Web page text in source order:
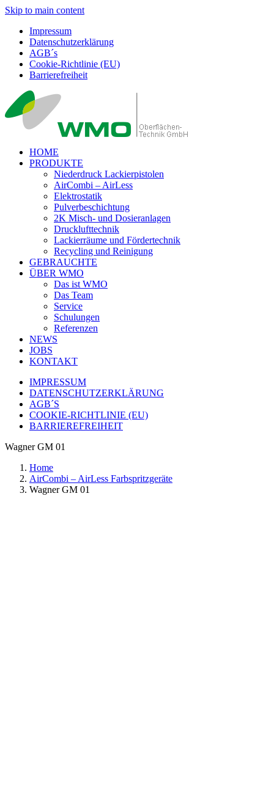
Skip to main content
Impressum
Datenschutzerklärung
AGB´s
Cookie-Richtlinie (EU)
Barrierefreiheit
HOME
PRODUKTE
Niederdruck Lackierpistolen
AirCombi – AirLess
Elektrostatik
Pulverbeschichtung
2K Misch- und Dosieranlagen
Drucklufttechnik
Lackierräume und Fördertechnik
Recycling und Reinigung
GEBRAUCHTE
ÜBER WMO
Das ist WMO
Das Team
Service
Schulungen
Referenzen
NEWS
JOBS
KONTAKT
IMPRESSUM
DATENSCHUTZERKLÄRUNG
AGB´S
COOKIE-RICHTLINIE (EU)
BARRIEREFREIHEIT
Wagner GM 01
Home
AirCombi – AirLess Farbspritzgeräte
Wagner GM 01